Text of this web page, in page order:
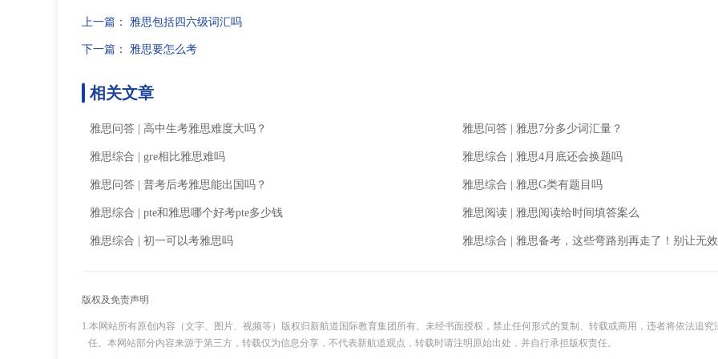
上一篇： 雅思包括四六级词汇吗
下一篇： 雅思要怎么考
相关文章
雅思问答 高中生考雅思难度大吗？ 雅思问答 雅思7分多少词汇量？
雅思综合 gre相比雅思难吗 雅思综合 雅思4月底还会换题吗
雅思问答 普考后考雅思能出国吗？ 雅思综合 雅思G类有题目吗
雅思综合 pte和雅思哪个好考pte多少钱 雅思阅读 雅思阅读给时间填答案么
雅思综合 初一可以考雅思吗 雅思综合 雅思备考，这些弯路别再走了！别让无效努力拖垮雅思成
版权及免责声明
1.本网站所有原创内容（文字、图片、视频等）版权归新航道国际教育集团所有。未经书面授权，禁止任何形式的复制、转载或商用，违者将依法追究
任。本网站部分内容来源于第三方，转载仅为信息分享，不代表新航道观点，转载时请注明原始出处，并自行承担版权责任。